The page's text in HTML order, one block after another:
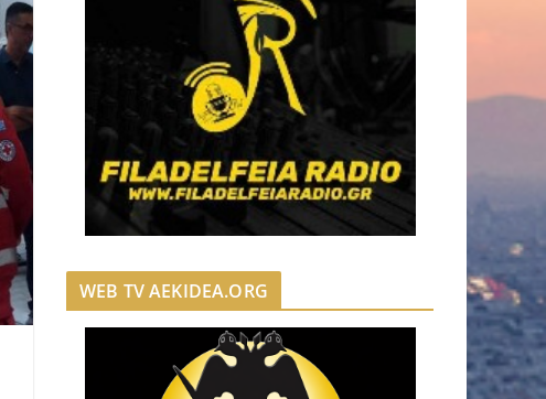
WEB TV AEKIDEA.ORG